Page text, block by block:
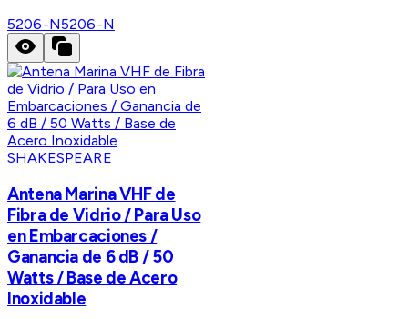
5206-N5206-N
SHAKESPEARE
Antena Marina VHF de
Fibra de Vidrio / Para Uso
en Embarcaciones /
Ganancia de 6 dB / 50
Watts / Base de Acero
Inoxidable